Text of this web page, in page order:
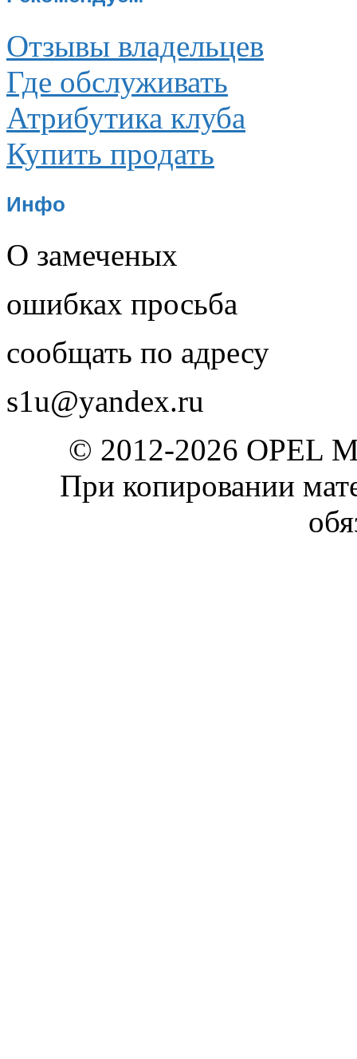
Отзывы владельцев
Где обслуживать
Атрибутика клуба
Купить продать
Инфо
О замеченых
ошибках просьба
сообщать по адресу
s1u@yandex.ru
© 2012-2026 OPEL
При копировании